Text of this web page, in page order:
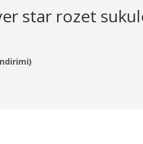
star rozet